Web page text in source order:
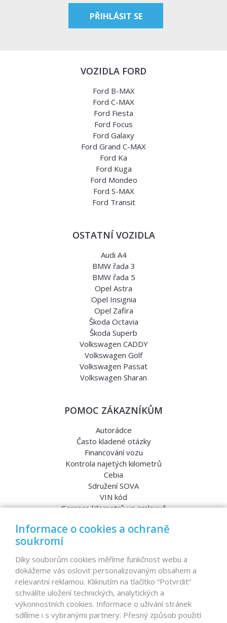
VOZIDLA FORD
Ford B-MAX
Ford C-MAX
Ford Fiesta
Ford Focus
Ford Galaxy
Ford Grand C-MAX
Ford Ka
Ford Kuga
Ford Mondeo
Ford S-MAX
Ford Transit
OSTATNÍ VOZIDLA
Audi A4
BMW řada 3
BMW řada 5
Opel Astra
Opel Insignia
Opel Zafira
Škoda Octavia
Škoda Superb
Volkswagen CADDY
Volkswagen Golf
Volkswagen Passat
Volkswagen Sharan
POMOC ZÁKAZNÍKŮM
Autorádce
Často kladené otázky
Financování vozu
Kontrola najetých kilometrů
Cebia
Sdružení SOVA
VIN kód
Garance kilometrů ve smlouvě
Nabídka vozů
Reference
Dovoz aut na míru – pro koho je určen?
Garanční program
Prodat auto
Informace o cookies a ochraně
soukromí
Díky souborům cookies měříme funkčnost webu a
dokážeme vás oslovit personalizovaným obsahem a
relevantní reklamou. Kliknutím na tlačítko “Potvrdit“
schválíte uložení technických, analytických a
výkonnostních cookies. Informace o užívání stránek
sdílíme i s vybranými partnery. Přesný způsob použití